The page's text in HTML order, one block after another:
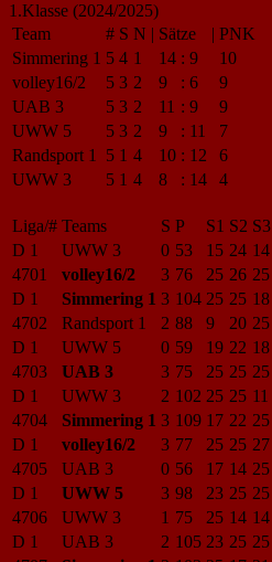
1.Klasse (2024/2025)
Team
# S N | Sätze | PNK
Simmering 1 5 4 1 14 : 9
10
volley16/2
5 3 2 9 : 6
9
UAB 3
5 3 2 11 : 9
9
UWW 5
5 3 2 9 : 11
7
Randsport 1
5 1 4 10 : 12
6
UWW 3
5 1 4 8 : 14 4
Liga/# Teams S P S1 S2 S3
D 1
UWW 3 0 53 15 24 14
4701
volley16/2 3 76 25 26 25
D 1
Simmering 1 3 104 25 25 18
4702
Randsport 1 2 88 9 20 25
D 1
UWW 5 0 59 19 22 18
4703
UAB 3 3 75 25 25 25
D 1
UWW 3 2 102 25 25 11
4704
Simmering 1 3 109 17 22 25
D 1
volley16/2 3 77 25 25 27
4705
UAB 3 0 56 17 14 25
D 1
UWW 5 3 98 23 25 25
4706
UWW 3 1 75 25 14 14
D 1
UAB 3 2 105 23 25 25